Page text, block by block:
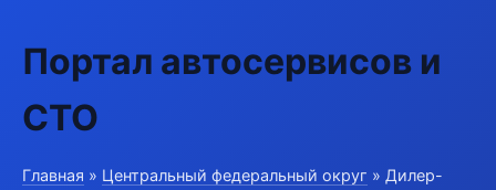
Портал автосервисов и
СТО
Главная » Центральный федеральный округ » Дилер-